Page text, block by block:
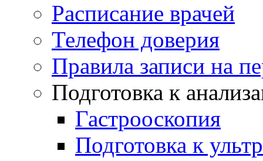
Расписание врачей
Телефон доверия
Правила записи на
Подготовка к
Гастрооскопия
Подготовка к